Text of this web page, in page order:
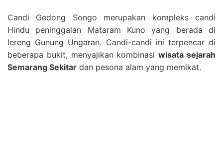
Candi Gedong Songo merupakan kompleks candi
Hindu peninggalan Mataram Kuno yang berada di
lereng Gunung Ungaran. Candi-candi ini terpencar di
beberapa bukit, menyajikan kombinasiwisata sejarah
Semarang Sekitar dan pesona alam yang memikat.